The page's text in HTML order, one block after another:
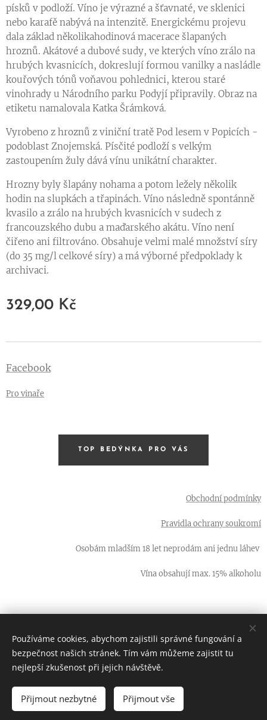
písků v podloží. Víno je výrazné a šťavnaté, ve sklenici
nebo karafě nabývá na intenzitě. Energickému projevu
dala základ několikahodinová macerace šlapaných
hroznů. Akátové a dubové sudy, ve kterých víno zrálo na
hrubých kvasnicích, dokreslují formou vanilky a nasládle
kouřových tónů voňavou pohlednici, kterou staré
vinohrady u Národního parku Podyjí připravily. Obraz na
etiketu namalovala Katka Šrámková.
Vyrobeno z hroznů z viniční tratě Pod lesem v Popicích -
podoblast Znojemská. Písčité podloží s velkým
zastoupením žuly dává vínu unikátní charakter.
Hrozny byly šlapány nohama a potom ležely několik
hodin na slupkách a třapinách. Víno následně spontánně
kvasilo a zrálo na hrubých kvasnicích v sudech z
francouzského dubu a maďarského akátu. Víno není
čiřeno ani filtrováno. Obsahuje velmi malé množství síry
(do 35 mg/l celkové síry) a má výborné předpoklady k
archivaci.
329,00 Kč
DO KOŠÍKU
Facebook
Pro vinaře
TOP BEDÝNKA PRO VÁS
Obchodní podmínky
Pravidla ochrany soukromí
Osobám mladším 18 let neprodám ani jednu láhev
Vína obsahují max. 15% alkoholu
66 LAHVÍ - ta nejlepší vína od malých vinařů z jižní Moravy
Cookies
Používáme cookies, abychom zajistili správné fungování a
bezpečnost našich stránek. Tím vám můžeme zajistit tu
nejlepší zkušenost při jejich návštěvě.
Přijmout nezbytné Přijmout vše